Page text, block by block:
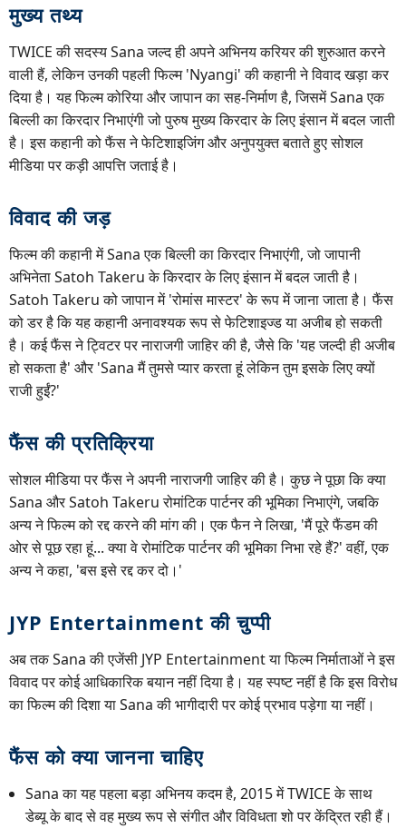
मुख्य तथ्य
TWICE की सदस्य Sana जल्द ही अपने अभिनय करियर की शुरुआत करने
वाली हैं, लेकिन उनकी पहली फिल्म 'Nyangi' की कहानी ने विवाद खड़ा कर
दिया है। यह फिल्म कोरिया और जापान का सह-निर्माण है, जिसमें Sana एक
बिल्ली का किरदार निभाएंगी जो पुरुष मुख्य किरदार के लिए इंसान में बदल जाती
है। इस कहानी को फैंस ने फेटिशाइजिंग और अनुपयुक्त बताते हुए सोशल
मीडिया पर कड़ी आपत्ति जताई है।
विवाद की जड़
फिल्म की कहानी में Sana एक बिल्ली का किरदार निभाएंगी, जो जापानी
अभिनेता Satoh Takeru के किरदार के लिए इंसान में बदल जाती है।
Satoh Takeru को जापान में 'रोमांस मास्टर' के रूप में जाना जाता है। फैंस
को डर है कि यह कहानी अनावश्यक रूप से फेटिशाइज्ड या अजीब हो सकती
है। कई फैंस ने ट्विटर पर नाराजगी जाहिर की है, जैसे कि 'यह जल्दी ही अजीब
हो सकता है' और 'Sana मैं तुमसे प्यार करता हूं लेकिन तुम इसके लिए क्यों
राजी हुईं?'
फैंस की प्रतिक्रिया
सोशल मीडिया पर फैंस ने अपनी नाराजगी जाहिर की है। कुछ ने पूछा कि क्या
Sana और Satoh Takeru रोमांटिक पार्टनर की भूमिका निभाएंगे, जबकि
अन्य ने फिल्म को रद्द करने की मांग की। एक फैन ने लिखा, 'मैं पूरे फैंडम की
ओर से पूछ रहा हूं... क्या वे रोमांटिक पार्टनर की भूमिका निभा रहे हैं?' वहीं, एक
अन्य ने कहा, 'बस इसे रद्द कर दो।'
JYP Entertainment की चुप्पी
अब तक Sana की एजेंसी JYP Entertainment या फिल्म निर्माताओं ने इस
विवाद पर कोई आधिकारिक बयान नहीं दिया है। यह स्पष्ट नहीं है कि इस विरोध
का फिल्म की दिशा या Sana की भागीदारी पर कोई प्रभाव पड़ेगा या नहीं।
फैंस को क्या जानना चाहिए
Sana का यह पहला बड़ा अभिनय कदम है, 2015 में TWICE के साथ
डेब्यू के बाद से वह मुख्य रूप से संगीत और विविधता शो पर केंद्रित रही हैं।